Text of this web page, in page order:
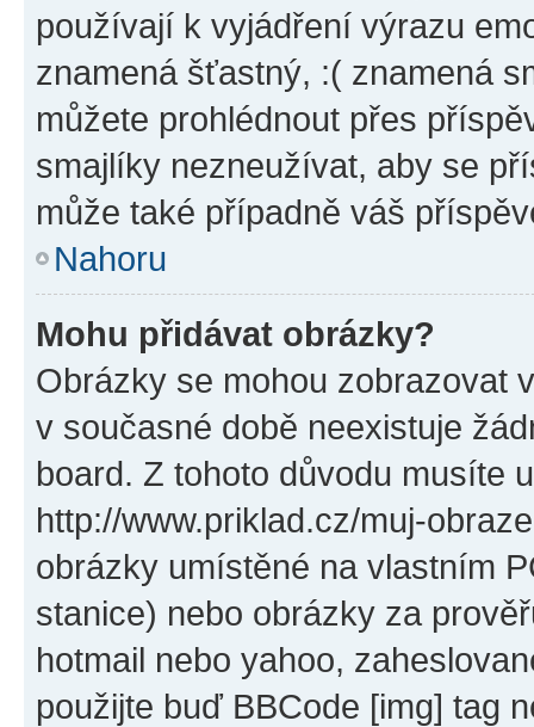
používají k vyjádření výrazu
znamená šťastný, :( znamená
můžete prohlédnout přes
smajlíky nezneužívat, aby se
může také případně váš
Nahoru
Mohu přidávat obrázky?
Obrázky se mohou zobrazovat
v současné době neexistuje
board. Z tohoto důvodu musíte
http://www.priklad.cz/muj-
obrázky umístěné na vlastním
stanice) nebo obrázky za
hotmail nebo yahoo,
použijte buď BBCode [img] tag